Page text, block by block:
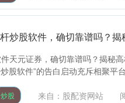
炒股软件，确切靠谱吗？
天元证券，确切靠谱吗？揭秘
股软件”的告白启动充斥相聚平
炒股 来自：股配资网站